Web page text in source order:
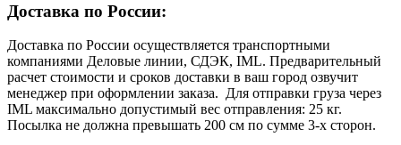
Доставка по России:
Доставка по России осуществляется транспортными
компаниями Деловые линии, СДЭК, IML. Предварительный
расчет стоимости и сроков доставки в ваш город озвучит
менеджер при оформлении заказа. Для отправки груза через
IML максимально допустимый вес отправления: 25 кг.
Посылка не должна превышать 200 см по сумме 3-х сторон.